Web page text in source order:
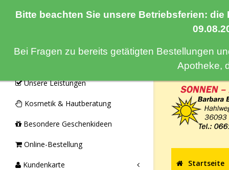
Bitte beachten Sie unsere Betriebsferien:
Bei Fragen zu bereits getätigten Bestellungen
Apotheke,
Unsere Leistungen
Kosmetik & Hautberatung
Besondere Geschenkideen
Online-Bestellung
Kundenkarte Startseite